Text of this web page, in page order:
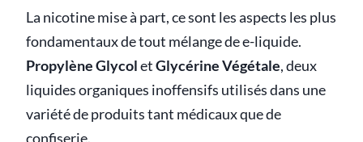
La nicotine mise à part, ce sont les aspects les plus
fondamentaux de tout mélange de e-liquide.
Propylène GlycoletGlycérine Végétale, deux
liquides organiques inoffensifs utilisés dans une
variété de produits tant médicaux que de
confiserie.